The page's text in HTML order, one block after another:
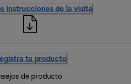
instrucciones de la visita
tu producto
de producto